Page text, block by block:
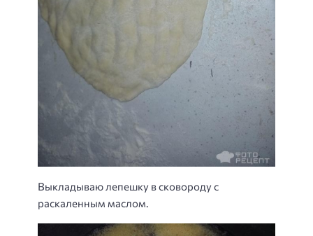
Выкладываю лепешку в сковороду с
раскаленным маслом.